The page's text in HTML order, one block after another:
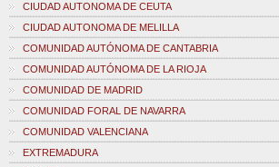
CIUDAD AUTONOMA DE CEUTA
CIUDAD AUTONOMA DE MELILLA
COMUNIDAD AUTÓNOMA DE CANTABRIA
COMUNIDAD AUTÓNOMA DE LA RIOJA
COMUNIDAD DE MADRID
COMUNIDAD FORAL DE NAVARRA
COMUNIDAD VALENCIANA
EXTREMADURA